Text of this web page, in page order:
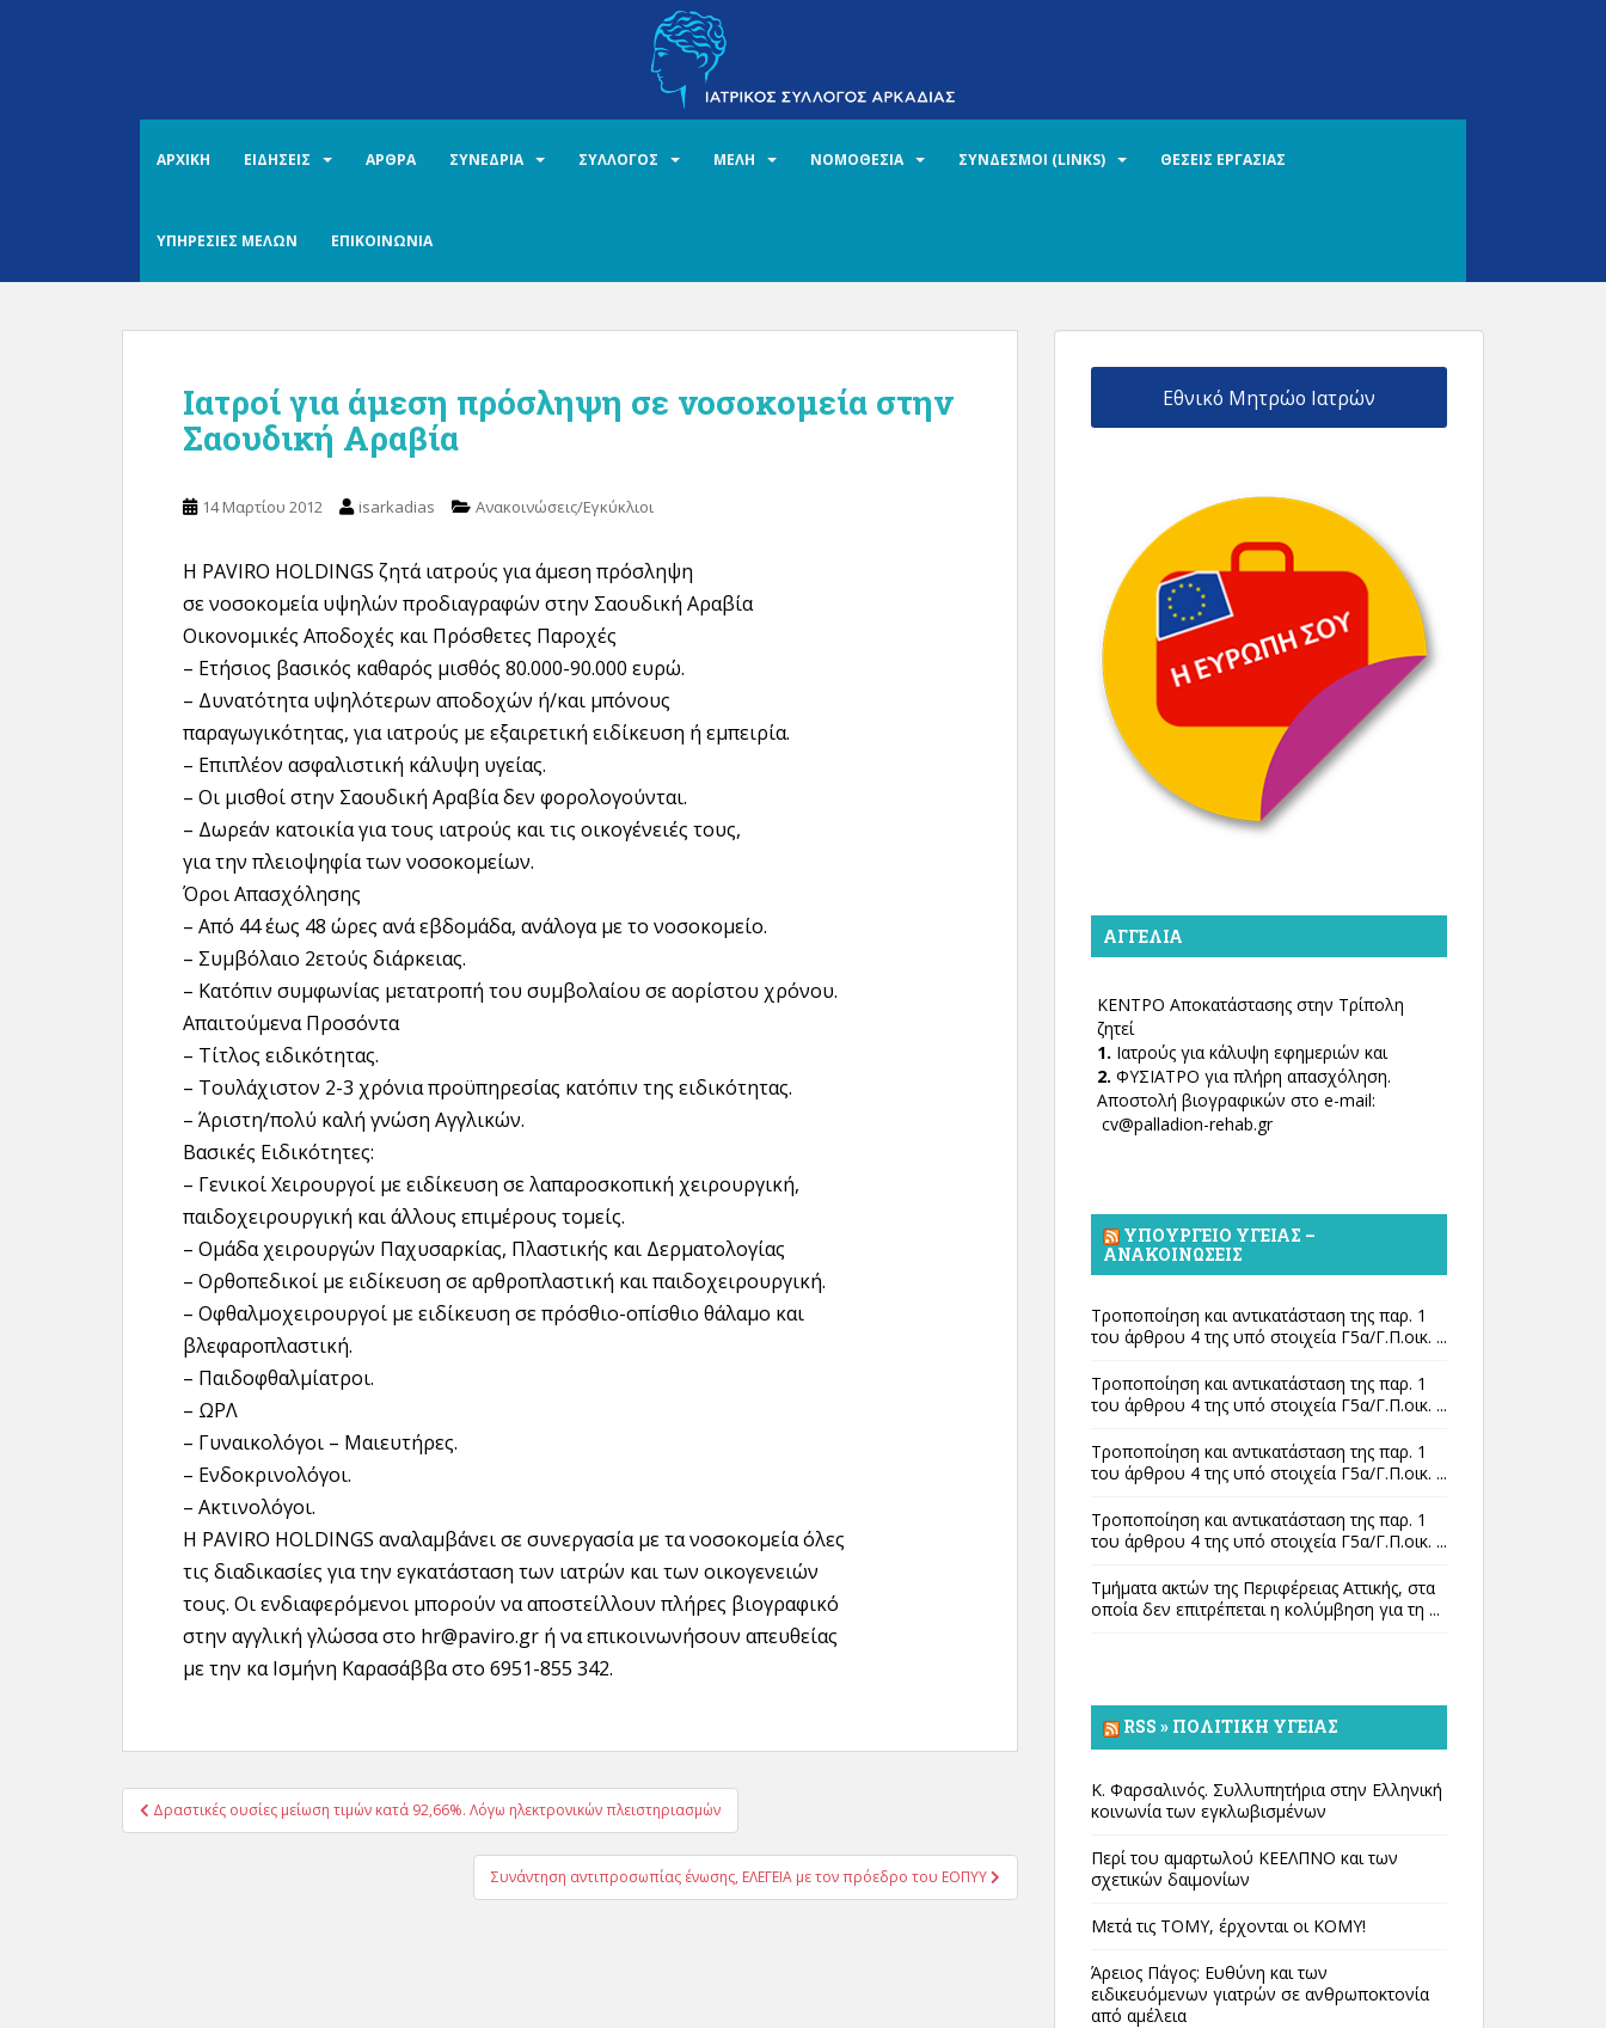
c
ΑΡΧΙΚΗ ΕΙΔΗΣΕΙΣ ΑΡΘΡΑ ΣΥΝΕΔΡΙΑ ΣΥΛΛΟΓΟΣ ΜΕΛΗ ΝΟΜΟΘΕΣΙΑ ΣΥΝΔΕΣΜΟΙ (LINKS) ΘΕΣΕΙΣ ΕΡΓΑΣΙΑΣ
ΥΠΗΡΕΣΙΕΣ ΜΕΛΩΝ ΕΠΙΚΟΙΝΩΝΙΑ
Ιατροί για άμεση πρόσληψη σε νοσοκομεία στην
Σαουδική Αραβία
14 Μαρτίου 2012 isarkadias Ανακοινώσεις/Εγκύκλιοι
Η PAVIRO HOLDINGS ζητά ιατρούς για άμεση πρόσληψη
σε νοσοκομεία υψηλών προδιαγραφών στην Σαουδική Αραβία
Οικονομικές Αποδοχές και Πρόσθετες Παροχές
– Ετήσιος βασικός καθαρός μισθός 80.000-90.000 ευρώ.
– Δυνατότητα υψηλότερων αποδοχών ή/και μπόνους
παραγωγικότητας, για ιατρούς με εξαιρετική ειδίκευση ή εμπειρία.
– Επιπλέον ασφαλιστική κάλυψη υγείας.
– Οι μισθοί στην Σαουδική Αραβία δεν φορολογούνται.
– Δωρεάν κατοικία για τους ιατρούς και τις οικογένειές τους,
για την πλειοψηφία των νοσοκομείων.
Όροι Απασχόλησης
– Από 44 έως 48 ώρες ανά εβδομάδα, ανάλογα με το νοσοκομείο.
– Συμβόλαιο 2ετούς διάρκειας.
– Κατόπιν συμφωνίας μετατροπή του συμβολαίου σε αορίστου χρόνου.
Απαιτούμενα Προσόντα
– Τίτλος ειδικότητας.
– Τουλάχιστον 2-3 χρόνια προϋπηρεσίας κατόπιν της ειδικότητας.
– Άριστη/πολύ καλή γνώση Αγγλικών.
Βασικές Ειδικότητες:
– Γενικοί Χειρουργοί με ειδίκευση σε λαπαροσκοπική χειρουργική,
παιδοχειρουργική και άλλους επιμέρους τομείς.
– Ομάδα χειρουργών Παχυσαρκίας, Πλαστικής και Δερματολογίας
– Ορθοπεδικοί με ειδίκευση σε αρθροπλαστική και παιδοχειρουργική.
– Οφθαλμοχειρουργοί με ειδίκευση σε πρόσθιο-οπίσθιο θάλαμο και
βλεφαροπλαστική.
– Παιδοφθαλμίατροι.
– ΩΡΛ
– Γυναικολόγοι – Μαιευτήρες.
– Ενδοκρινολόγοι.
– Ακτινολόγοι.
Η PAVIRO HOLDINGS αναλαμβάνει σε συνεργασία με τα νοσοκομεία όλες
τις διαδικασίες για την εγκατάσταση των ιατρών και των οικογενειών
τους. Οι ενδιαφερόμενοι μπορούν να αποστείλλουν πλήρες βιογραφικό
στην αγγλική γλώσσα στο hr@paviro.gr ή να επικοινωνήσουν απευθείας
με την κα Ισμήνη Καρασάββα στο 6951-855 342.
Πλοήγηση
άρθρων
Δραστικές ουσίες μείωση τιμών κατά 92,66%. Λόγω ηλεκτρονικών πλειστηριασμών
Συνάντηση αντιπροσωπίας ένωσης, ΕΛΕΓΕΙΑ με τον πρόεδρο του ΕΟΠΥΥ
Εθνικό Μητρώο Ιατρών
ΑΓΓΕΛΊΑ
ΚΕΝΤΡΟ Αποκατάστασης στην Τρίπολη
ζητεί
1. Ιατρούς για κάλυψη εφημεριών και
2. ΦΥΣΙΑΤΡΟ για πλήρη απασχόληση.
Αποστολή βιογραφικών στο e-mail:
cv@palladion-rehab.gr
ΥΠΟΥΡΓΕΊΟ ΥΓΕΊΑΣ –
ΑΝΑΚΟΙΝΏΣΕΙΣ
Τροποποίηση και αντικατάσταση της παρ. 1
του άρθρου 4 της υπό στοιχεία Γ5α/Γ.Π.οικ. ...
Τροποποίηση και αντικατάσταση της παρ. 1
του άρθρου 4 της υπό στοιχεία Γ5α/Γ.Π.οικ. ...
Τροποποίηση και αντικατάσταση της παρ. 1
του άρθρου 4 της υπό στοιχεία Γ5α/Γ.Π.οικ. ...
Τροποποίηση και αντικατάσταση της παρ. 1
του άρθρου 4 της υπό στοιχεία Γ5α/Γ.Π.οικ. ...
Τμήματα ακτών της Περιφέρειας Αττικής, στα
οποία δεν επιτρέπεται η κολύμβηση για τη ...
RSS » ΠΟΛΙΤΙΚΉ ΥΓΕΊΑΣ
Κ. Φαρσαλινός. Συλλυπητήρια στην Ελληνική
κοινωνία των εγκλωβισμένων
Περί του αμαρτωλού ΚΕΕΛΠΝΟ και των
σχετικών δαιμονίων
Μετά τις ΤΟΜΥ, έρχονται οι ΚΟΜΥ!
Άρειος Πάγος: Ευθύνη και των
ειδικευόμενων γιατρών σε ανθρωποκτονία
από αμέλεια